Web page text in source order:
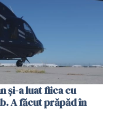
și-a luat fiica cu
A făcut prăpăd în